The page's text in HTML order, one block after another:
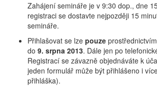
Zahájení semináře je v 9:30 dop., dne
registraci se dostavte nejpozději 15
semináře.
Přihlašovat se lze pouze prostřednictvím
do 9. srpna 2013. Dále jen po
Registrací se závazně objednáváte k
jeden formulář může být přihlášeno i
přihláška).